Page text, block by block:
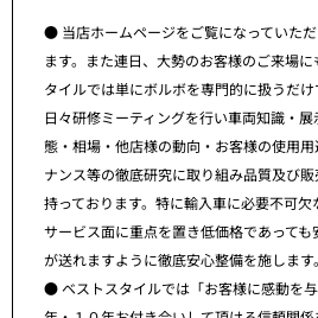
● 当店ホームページをご覧になっていた
ます。また連日、大勢のお客様のご来場
タイルでは単にボルボを専門的に扱うだ
日々研修ミーティングを行い車両知識・
態・相場・他店様の動向・お客様の使用
ナンス等の徹底研究に取り組み品質及び
持っております。特に輸入車に必要不可
サービス面に重点を置き低価格であって
が送れますように徹底安心整備を施します。
● ベストスタイルでは「お客様に感動を